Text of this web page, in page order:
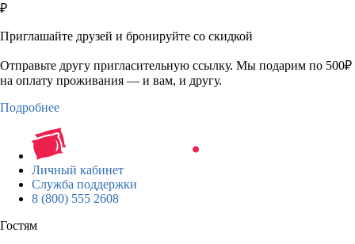
₽
Приглашайте друзей и бронируйте со скидкой
Отправьте другу пригласительную ссылку. Мы подарим по 500₽
на оплату проживания — и вам, и другу.
Подробнее
Личный кабинет
Служба поддержки
8 (800) 555 2608
Гостям